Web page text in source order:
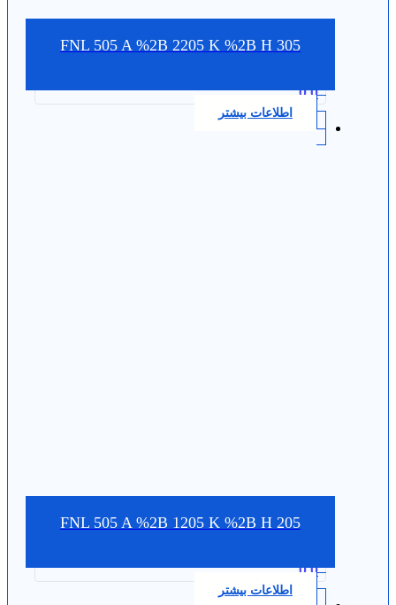
FNL 505 A %2B 2205 K %2B H 305
0.0
اطلاعات بیشتر
FNL 505 A %2B 1205 K %2B H 205
0.0
اطلاعات بیشتر